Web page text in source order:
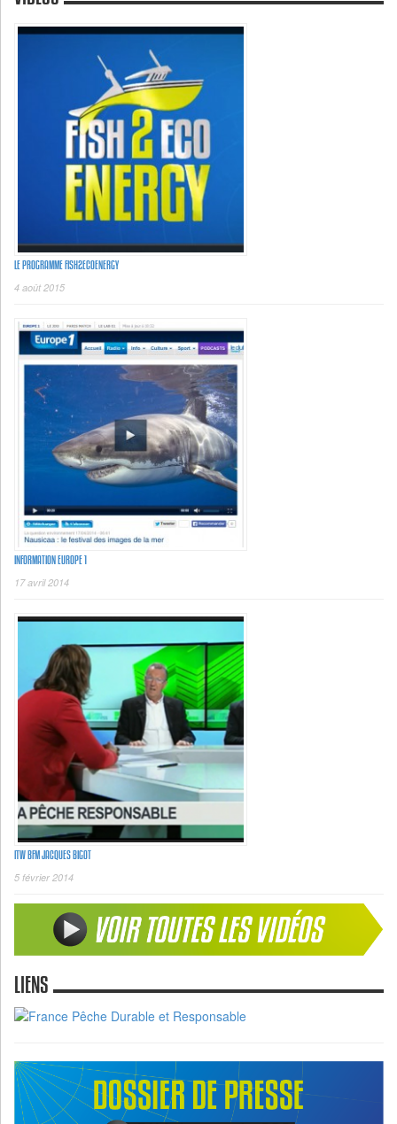
LE PROGRAMME FISH2ECOENERGY
4 août 2015
INFORMATION EUROPE 1
17 avril 2014
ITW BFM JACQUES BIGOT
5 février 2014
LIENS